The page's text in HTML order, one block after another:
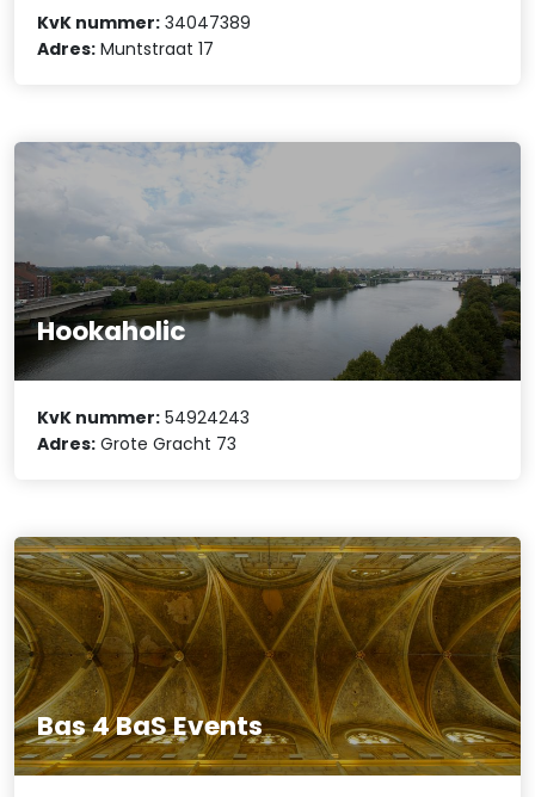
KvK nummer: 34047389
Adres: Muntstraat 17
Hookaholic
KvK nummer: 54924243
Adres: Grote Gracht 73
Bas 4 BaS Events